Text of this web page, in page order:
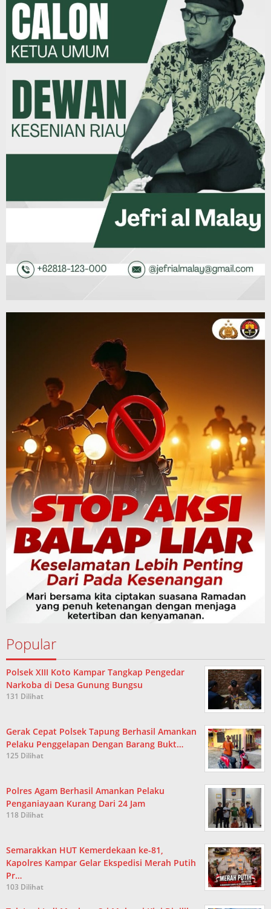
Popular
Polsek XIII Koto Kampar Tangkap Pengedar
Narkoba di Desa Gunung Bungsu
131 Dilihat
Gerak Cepat Polsek Tapung Berhasil Amankan
Pelaku Penggelapan Dengan Barang Bukt…
125 Dilihat
Polres Agam Berhasil Amankan Pelaku
Penganiayaan Kurang Dari 24 Jam
118 Dilihat
Semarakkan HUT Kemerdekaan ke-81,
Kapolres Kampar Gelar Ekspedisi Merah Putih
Pr…
103 Dilihat